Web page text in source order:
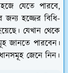
যেতে পারবে,
জন্য হজ্জের বিধি-
যেখান থেকে
জানতে পারবেন।
জেনে নিন।